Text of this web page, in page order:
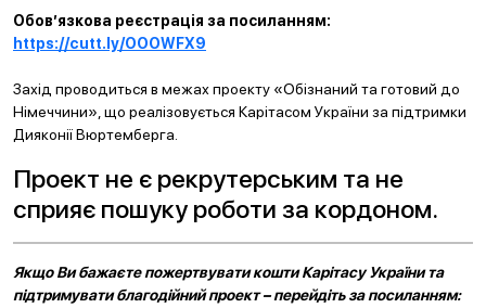
Обов’язкова реєстрація за посиланням:
https://cutt.ly/OOOWFX9
Захід проводиться в межах проекту «Обізнаний та готовий до
Німеччини», що реалізовується Карітасом України за підтримки
Дияконії Вюртемберга.
Проект не є рекрутерським та не
сприяє пошуку роботи за кордоном.
Якщо Ви бажаєте пожертвувати кошти Карітасу України та
підтримувати благодійний проект – перейдіть за посиланням: